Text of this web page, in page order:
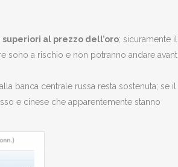
al prezzo dell’oro; sicuramente il
sono a rischio e non potranno andare
banca centrale russa resta sostenuta; se il
e cinese che apparentemente stanno